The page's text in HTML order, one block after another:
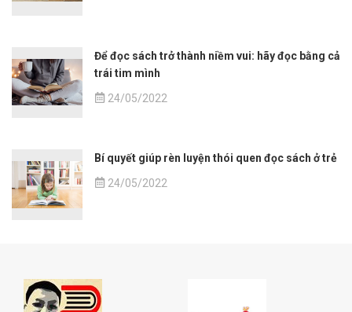
Để đọc sách trở thành niềm vui: hãy đọc bằng cả
trái tim mình
24/05/2022
Bí quyết giúp rèn luyện thói quen đọc sách ở trẻ
24/05/2022